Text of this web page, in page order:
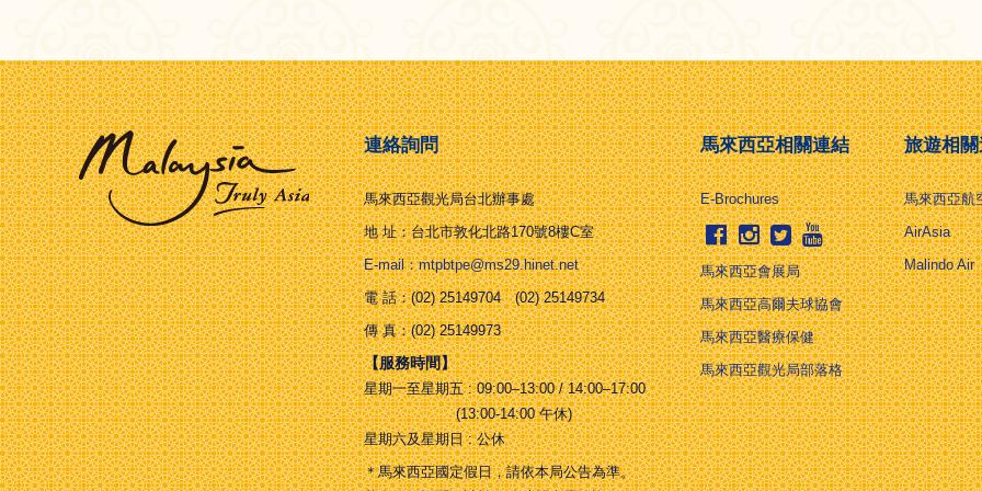
連絡詢問
馬來西亞觀光局台北辦事處
地 址：台北市敦化北路170號8樓C室
E-mail：mtpbtpe@ms29.hinet.net
電 話：(02) 25149704 (02) 25149734
傳 真：(02) 25149973
【服務時間】
星期一至星期五 : 09:00–13:00 / 14:00–17:00
(13:00-14:00 午休)
星期六及星期日 : 公休
＊馬來西亞國定假日，請依本局公告為準。
馬來西亞相關連結
E-Brochures
馬來西亞會展局
馬來西亞高爾夫球協會
馬來西亞醫療保健
馬來西亞觀光局部落格
旅遊相
馬來西亞航
AirAsia
Malindo Air